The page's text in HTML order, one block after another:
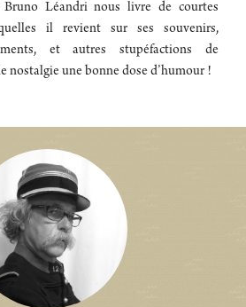
Bruno Léandri nous livre de courtes
il revient sur ses souvenirs,
et autres stupéfactions de
nostalgie une bonne dose d’humour !